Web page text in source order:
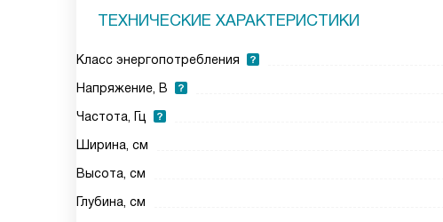
ТЕХНИЧЕСКИЕ ХАРАКТЕРИСТИКИ
Класс энергопотребления
Напряжение, В
Частота, Гц
Ширина, см
Высота, см
Глубина, см